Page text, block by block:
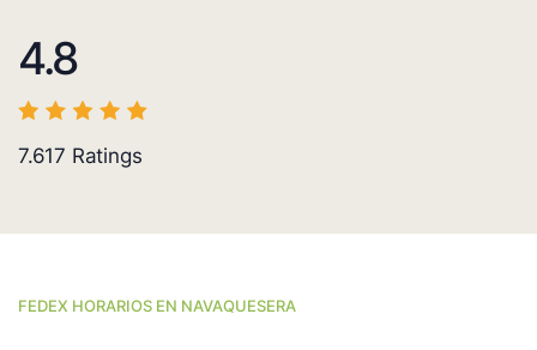
4.8
7.617 Ratings
FEDEX HORARIOS EN NAVAQUESERA